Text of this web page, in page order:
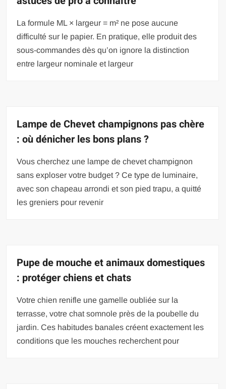
La formule ML × largeur = m² ne pose aucune
difficulté sur le papier. En pratique, elle produit des
sous-commandes dès qu’on ignore la distinction
entre largeur nominale et largeur
Lampe de Chevet champignons pas chère
: où dénicher les bons plans ?
Vous cherchez une lampe de chevet champignon
sans exploser votre budget ? Ce type de luminaire,
avec son chapeau arrondi et son pied trapu, a quitté
les greniers pour revenir
Pupe de mouche et animaux domestiques
: protéger chiens et chats
Votre chien renifle une gamelle oubliée sur la
terrasse, votre chat somnole près de la poubelle du
jardin. Ces habitudes banales créent exactement les
conditions que les mouches recherchent pour